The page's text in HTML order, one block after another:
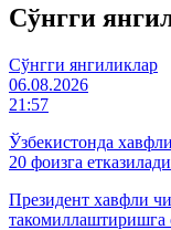
Cўнгги
Cўнгги янгиликлар
06.08.2026
21:57
Ўзбекистонда
20 фоизга етказилади
Президент хавфли
такомиллаштиришга